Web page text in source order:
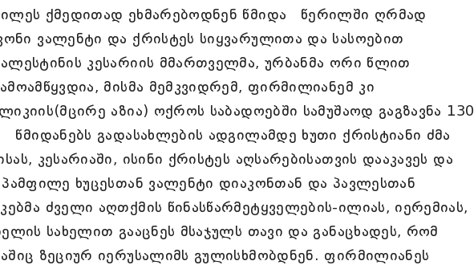
ქმედითად ეხმარებოდნენ წმიდა წერილში ღრმად
ვალენტი და ქრისტეს სიყვარულითა და სასოებით
კესარიის მმართველმა, ურბანმა ორი წლით
მისმა მემკვიდრემ, ფირმილიანემ კი
აზია) ოქროს საბადოებში სამუშაოდ გაგზავნა 130
გადასახლების ადგილამდე ხუთი ქრისტიანი ძმა
კესარიაში, ისინი ქრისტეს აღსარებისათვის დააკავეს და
პამფილე ხუცესთან ვალენტი დიაკონთან და პავლესთან
ძველი აღთქმის წინასწარმეტყველების-ილიას, იერემიას,
სახელით გააცნეს მსაჯულს თავი და განაცხადეს, რომ
ზეციურ იერუსალიმს გულისხმობდნენ. ფირმილიანეს